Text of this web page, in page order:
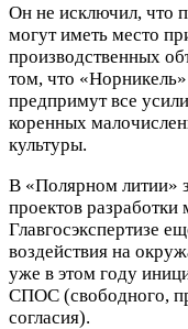
Он не исключил, что
могут иметь место
производственных
том, что
предпримут все
коренных
культуры.
В «Полярном литии»
проектов
Главгосэкспертизе
воздействия на
уже в этом году
СПОС (свободного,
согласия).